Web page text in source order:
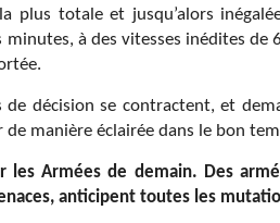
totale et jusqu’alors
à des vitesses inédites de
de décision se contractent, et
de manière éclairée dans le bon
Armées de demain. Des
anticipent toutes les